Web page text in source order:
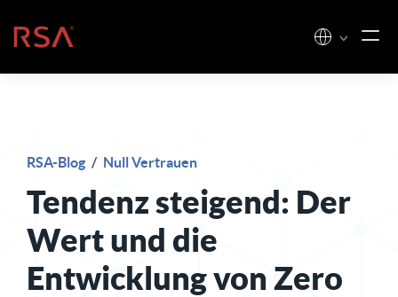
Startseite
RSA-Blog / Null Vertrauen
Tendenz steigend: Der
Wert und die
Entwicklung von Zero